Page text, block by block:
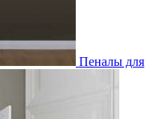
Пеналы для